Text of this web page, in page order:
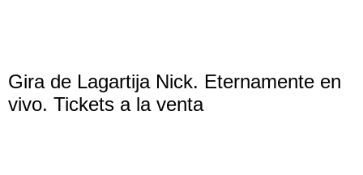
Gira de Lagartija Nick. Eternamente en
vivo. Tickets a la venta